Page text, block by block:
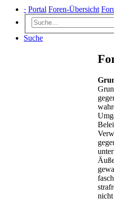
· Portal Foren-Übersicht
Suche